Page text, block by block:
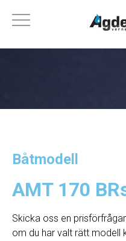
Båtmodell
AMT 170
Skicka oss en
om du har valt rätt modell